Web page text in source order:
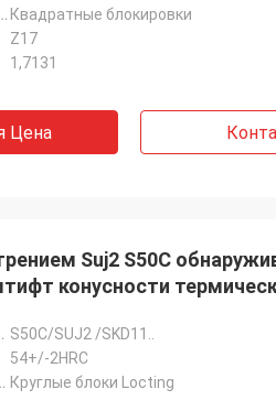
Квадратные блокировки
Z17
1,7131
Цена
Suj2 S50C
конусности
S50C/SUJ2 /SKD11..
54+/-2HRC
Круглые блоки Locting